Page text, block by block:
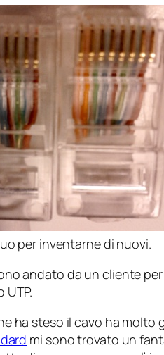
per inventarne di nuovi.
andato da un cliente
UTP.
ha steso il cavo ha
mi sono trovato un